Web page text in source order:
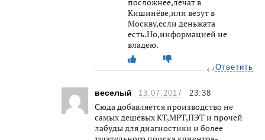
Кишинёве,или везут в
Москву,если деньжата
есть.Но,информацией не
владею.
Ответить
веселый 13.07.2017 23:38
Сюда добавляется производство не
самых дешёвых КТ,МРТ,ПЭТ и прочей
лабуды для диагностики и более